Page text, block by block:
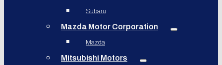
Subaru
Mazda Motor Corporation
Mazda
Mitsubishi Motors